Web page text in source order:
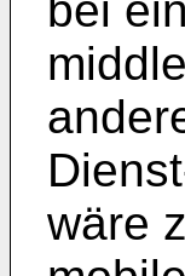
wäre